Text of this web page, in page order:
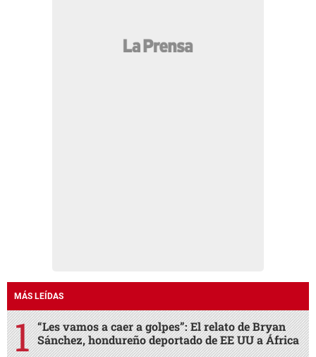
MÁS LEÍDAS
“Les vamos a caer a golpes”: El relato de Bryan
Sánchez, hondureño deportado de EE UU a África